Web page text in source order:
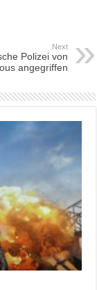
Next
Polizei von
angegriffen